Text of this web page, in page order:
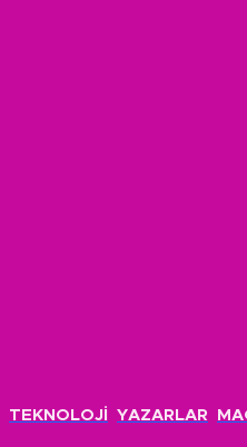
TEKNOLOJİ YAZARLAR